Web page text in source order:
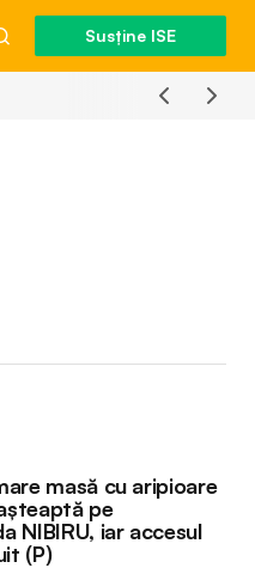
Susține ISE
masă cu aripioare
pe
NIBIRU, iar accesul
(P)